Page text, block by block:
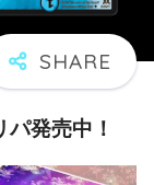
発売中！